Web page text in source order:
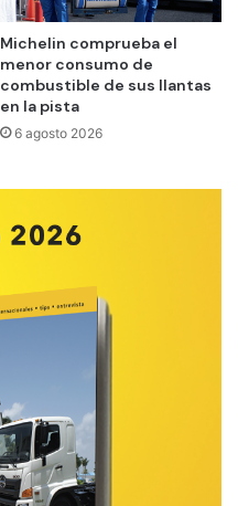
Michelin comprueba el
menor consumo de
combustible de sus llantas
en la pista
6 agosto 2026